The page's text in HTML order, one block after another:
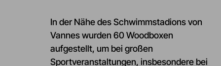
Sportveranstaltungen
In der Nähe des Schwimmstadions von
Vannes wurden 60 Woodboxen
aufgestellt, um bei großen
Sportveranstaltungen, insbesondere bei